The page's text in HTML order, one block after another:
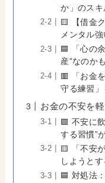
か」のスキ
🟨 【借金
メンタル
🟦 「心の
産”なのか
🟥 「お金
守る練習」
お金の不安を
🟩 不安に
する習慣”
🟨 「不安
しようとす
🟦 対処法